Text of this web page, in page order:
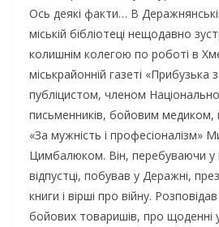
Ось деякі факти… В
міській бібліотеці нещодавно
колишнім колегою по роботі в
міськрайонній газеті «Прибузька
публіцистом, членом
письменників, бойовим медиком,
«За мужність і професіоналізм»
Цимбалюком. Він, перебуваючи у
відпустці, побував у Деражні,
книги і вірші про війну.
бойових товаришів, про щоденні